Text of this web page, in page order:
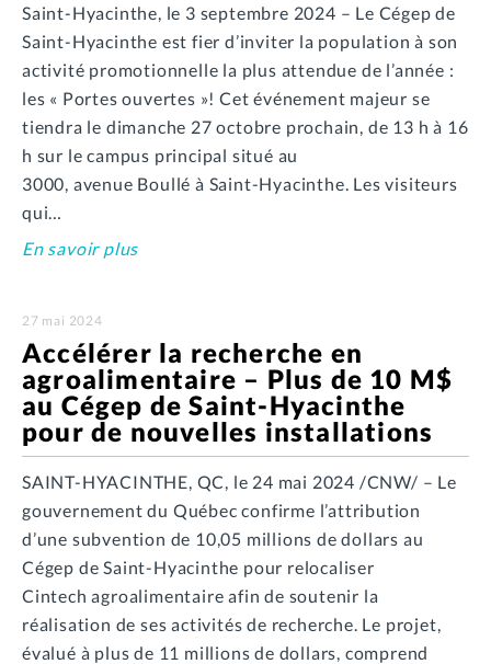
Saint-Hyacinthe, le 3 septembre 2024 – Le Cégep de
Saint-Hyacinthe est fier d’inviter la population à son
activité promotionnelle la plus attendue de l’année :
les « Portes ouvertes »! Cet événement majeur se
tiendra le dimanche 27 octobre prochain, de 13 h à 16
h sur le campus principal situé au
3000, avenue Boullé à Saint-Hyacinthe. Les visiteurs
qui…
En savoir plus
27 mai 2024
Accélérer la recherche en
agroalimentaire – Plus de 10 M$
au Cégep de Saint-Hyacinthe
pour de nouvelles installations
SAINT-HYACINTHE, QC, le 24 mai 2024 /CNW/ – Le
gouvernement du Québec confirme l’attribution
d’une subvention de 10,05 millions de dollars au
Cégep de Saint-Hyacinthe pour relocaliser
Cintech agroalimentaire afin de soutenir la
réalisation de ses activités de recherche. Le projet,
évalué à plus de 11 millions de dollars, comprend